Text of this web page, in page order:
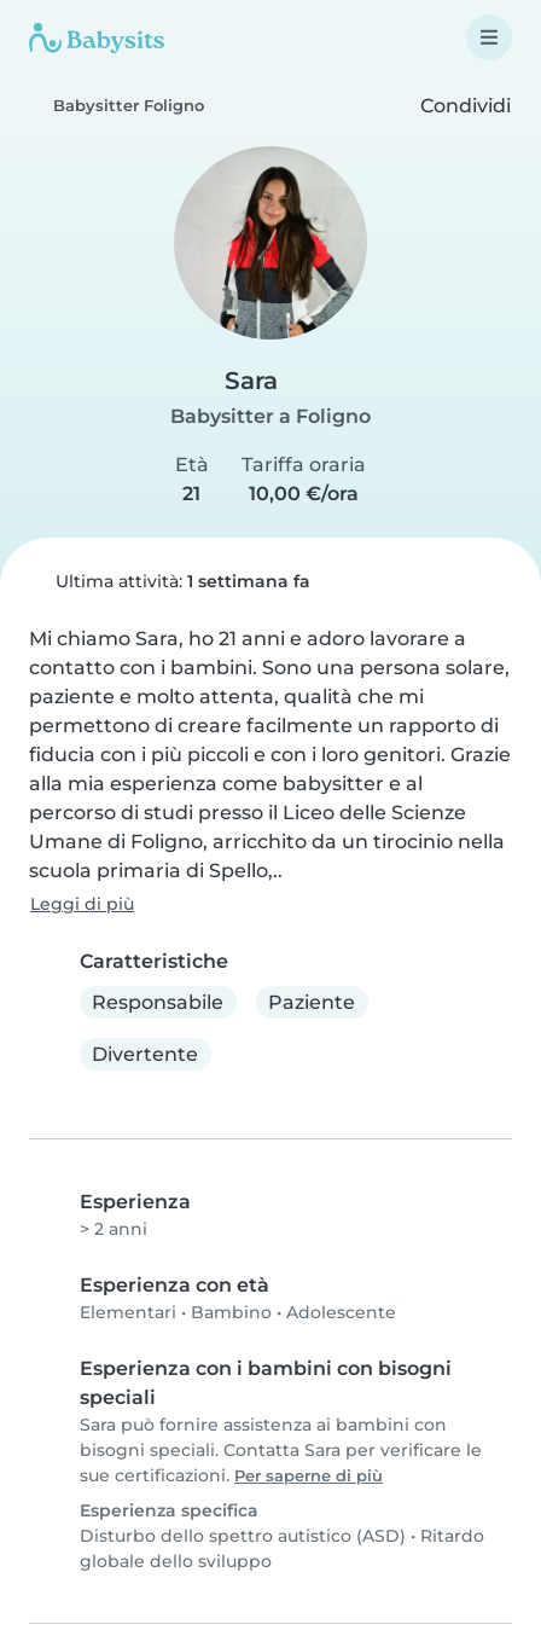
Babysitter Foligno Condividi
Sara
Babysitter a Foligno
Età
21
Tariffa oraria
10,00 €/ora
Ultima attività: 1 settimana fa
Mi chiamo Sara, ho 21 anni e adoro lavorare a
contatto con i bambini. Sono una persona solare,
paziente e molto attenta, qualità che mi
permettono di creare facilmente un rapporto di
fiducia con i più piccoli e con i loro genitori. Grazie
alla mia esperienza come babysitter e al
percorso di studi presso il Liceo delle Scienze
Umane di Foligno, arricchito da un tirocinio nella
scuola primaria di Spello,..
Leggi di più
Caratteristiche
Responsabile
Paziente
Divertente
Esperienza
> 2 anni
Esperienza con età
Elementari • Bambino • Adolescente
Esperienza con i bambini con bisogni
speciali
Sara può fornire assistenza ai bambini con
bisogni speciali. Contatta Sara per verificare le
sue certificazioni. Per saperne di più
Esperienza specifica
Disturbo dello spettro autistico (ASD) • Ritardo
globale dello sviluppo